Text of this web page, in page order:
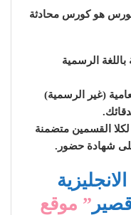
هو كورس محادثة
الرسمية
(غير الرسمية)
13 محاضرة لكلا القسمين متضمنة
شهادة حضور.
” موقع